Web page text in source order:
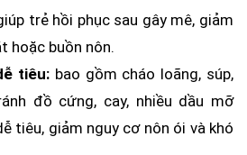
trẻ hồi phục sau gây mê, giảm
hoặc buồn nôn.
tiêu: bao gồm cháo loãng, súp,
đồ cứng, cay, nhiều dầu mỡ
tiêu, giảm nguy cơ nôn ói và khó